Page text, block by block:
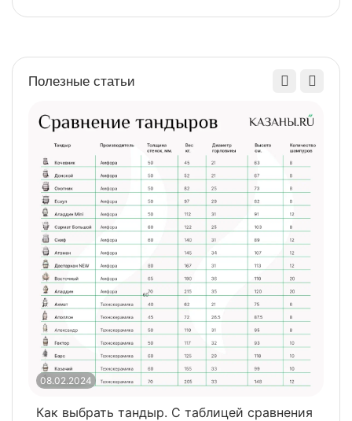
Полезные статьи
08.02.2024
Как выбрать тандыр. С таблицей сравнения